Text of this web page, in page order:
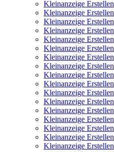
Kleinanzeige Erstellen
Kleinanzeige Erstellen
Kleinanzeige Erstellen
Kleinanzeige Erstellen
Kleinanzeige Erstellen
Kleinanzeige Erstellen
Kleinanzeige Erstellen
Kleinanzeige Erstellen
Kleinanzeige Erstellen
Kleinanzeige Erstellen
Kleinanzeige Erstellen
Kleinanzeige Erstellen
Kleinanzeige Erstellen
Kleinanzeige Erstellen
Kleinanzeige Erstellen
Kleinanzeige Erstellen
Kleinanzeige Erstellen